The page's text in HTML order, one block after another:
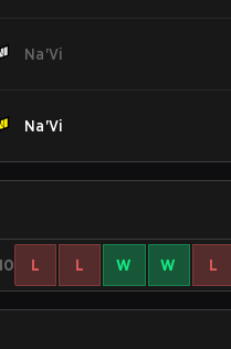
Na'Vi
Na'Vi
L L W W L